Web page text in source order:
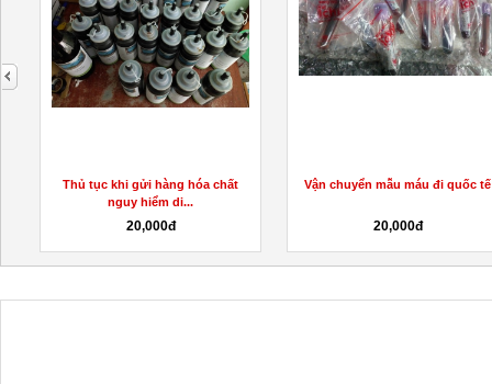
Thủ tục khi gửi hàng hóa chất
nguy hiểm di...
20,000đ
Vận chuyển mẫu máu đi quốc tế
20,000đ
next